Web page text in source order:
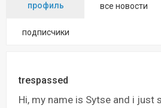
профиль все новости
подписчики
trespassed
Hi, my name is Sytse and i just